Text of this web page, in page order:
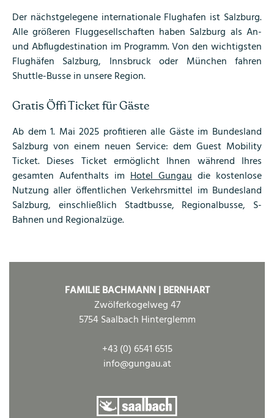
Der nächstgelegene internationale Flughafen ist Salzburg.
Alle größeren Fluggesellschaften haben Salzburg als An-
und Abflugdestination im Programm. Von den wichtigsten
Flughäfen Salzburg, Innsbruck oder München fahren
Shuttle-Busse in unsere Region.
Gratis Öffi Ticket für Gäste
Ab dem 1. Mai 2025 profitieren alle Gäste im Bundesland
Salzburg von einem neuen Service: dem Guest Mobility
Ticket. Dieses Ticket ermöglicht Ihnen während Ihres
gesamten Aufenthalts im Hotel Gungau die kostenlose
Nutzung aller öffentlichen Verkehrsmittel im Bundesland
Salzburg, einschließlich Stadtbusse, Regionalbusse, S-
Bahnen und Regionalzüge.
FAMILIE BACHMANN | BERNHART
Zwölferkogelweg 47
5754 Saalbach Hinterglemm
+43 (0) 6541 6515
info@gungau.at